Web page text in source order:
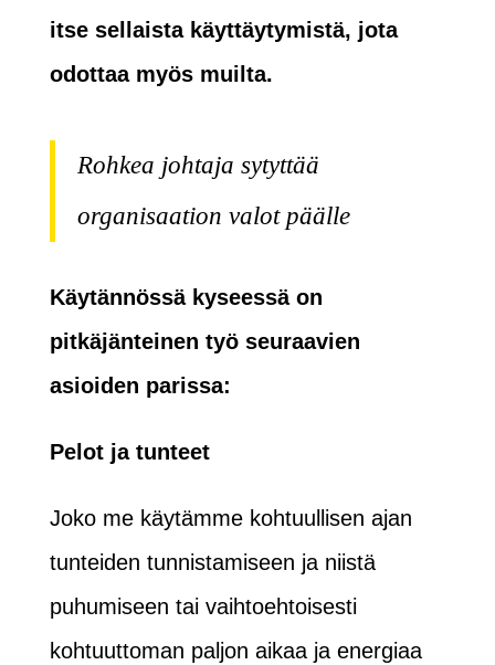
itse sellaista käyttäytymistä, jota
odottaa myös muilta.
Rohkea johtaja sytyttää
organisaation valot päälle
Käytännössä kyseessä on
pitkäjänteinen työ seuraavien
asioiden parissa:
Pelot ja tunteet
Joko me käytämme kohtuullisen ajan
tunteiden tunnistamiseen ja niistä
puhumiseen tai vaihtoehtoisesti
kohtuuttoman paljon aikaa ja energiaa